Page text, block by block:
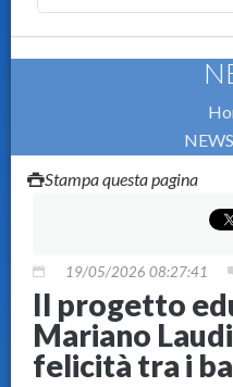
NEWS
Stampa questa pagina
19/05/2026 08:27:41
Il progetto
Mariano
felicità tra i